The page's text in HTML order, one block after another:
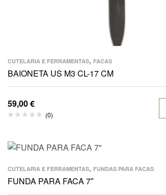
CUTELARIA E FERRAMENTAS, FACAS
BAIONETA US M3 CL-17 CM
59,00€
(0)
CUTELARIA E FERRAMENTAS, FUNDAS PARA FACAS
FUNDA PARA FACA 7″